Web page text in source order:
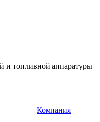
и топливной аппаратуры
Компания